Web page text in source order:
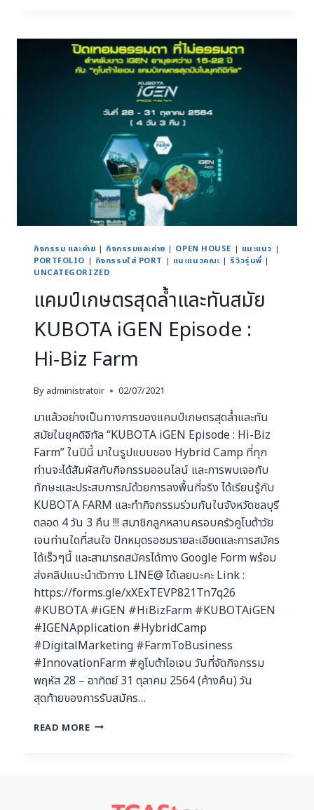
กิจกรรม และค่าย | กิจกรรมและค่าย | OPEN HOUSE | แนะแนว |
PORTFOLIO | กิจกรรมใส่ PORT | แนะแนวคณะ |รีวิวรุ่นพี่ |
UNCATEGORIZED
แคมป์เกษตรสุดล้ำและทันสมัย
KUBOTA iGEN Episode :
Hi-Biz Farm
By administratoir 02/07/2021
มาแล้วอย่างเป็นทางการของแคมป์เกษตรสุดล้ำและทัน
สมัยในยุคดิจิทัล “KUBOTA iGEN Episode : Hi-Biz
Farm” ในปีนี้ มาในรูปแบบของ Hybrid Camp ที่ทุก
ท่านจะได้สัมผัสกับกิจกรรมออนไลน์ และการพบเจอกับ
ทักษะและประสบการณ์ด้วยการลงพื้นที่จริง ได้เรียนรู้กับ
KUBOTA FARM และทำกิจกรรมร่วมกันในจังหวัดชลบุรี
ตลอด 4 วัน 3 คืน !!! สมาชิกลูกหลานครอบครัวคูโบต้าวัย
เจนท่านใดที่สนใจ ปักหมุดรอชมรายละเอียดและการสมัคร
ได้เร็วๆนี้ และสามารถสมัครได้ทาง Google Form พร้อม
ส่งคลิปแนะนำตัวทาง LINE@ ได้เลยนะคะ Link :
https://forms.gle/xXExTEVP821Tn7q26
#KUBOTA #iGEN #HiBizFarm #KUBOTAiGEN
#IGENApplication #HybridCamp
#DigitalMarketing #FarmToBusiness
#InnovationFarm #คูโบต้าไอเจน วันที่จัดกิจกรรม
พฤหัส 28 – อาทิตย์ 31 ตุลาคม 2564 (ค้างคืน) วัน
สุดท้ายของการรับสมัคร…
READ MORE